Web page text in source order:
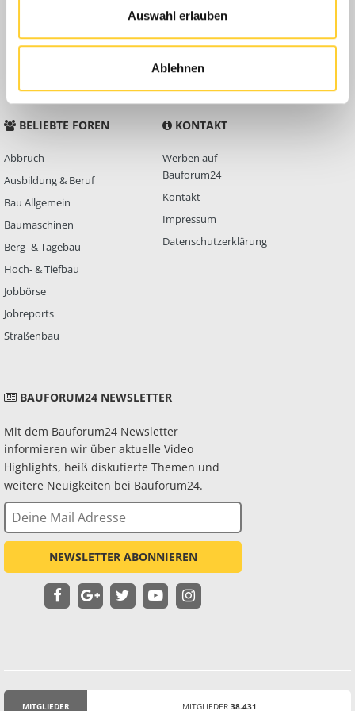
Auswahl erlauben
Ablehnen
Anleitungen
FAQ
Community Regeln
BELIEBTE FOREN
Abbruch
Ausbildung & Beruf
Bau Allgemein
Baumaschinen
Berg- & Tagebau
Hoch- & Tiefbau
Jobbörse
Jobreports
Straßenbau
KONTAKT
Werben auf
Bauforum24
Kontakt
Impressum
Datenschutzerklärung
BAUFORUM24 NEWSLETTER
Mit dem Bauforum24 Newsletter
informieren wir über aktuelle Video
Highlights, heiß diskutierte Themen und
weitere Neuigkeiten bei Bauforum24.
NEWSLETTER ABONNIEREN
MITGLIEDER MITGLIEDER 38.431